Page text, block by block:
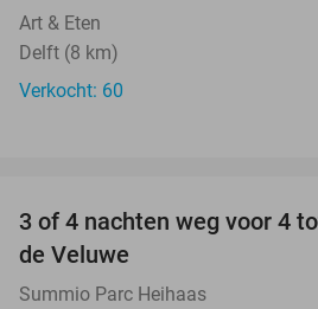
Art & Eten
Delft (8 km)
Verkocht: 60
3 of 4 nachten weg voor 4
de Veluwe
Summio Parc Heihaas